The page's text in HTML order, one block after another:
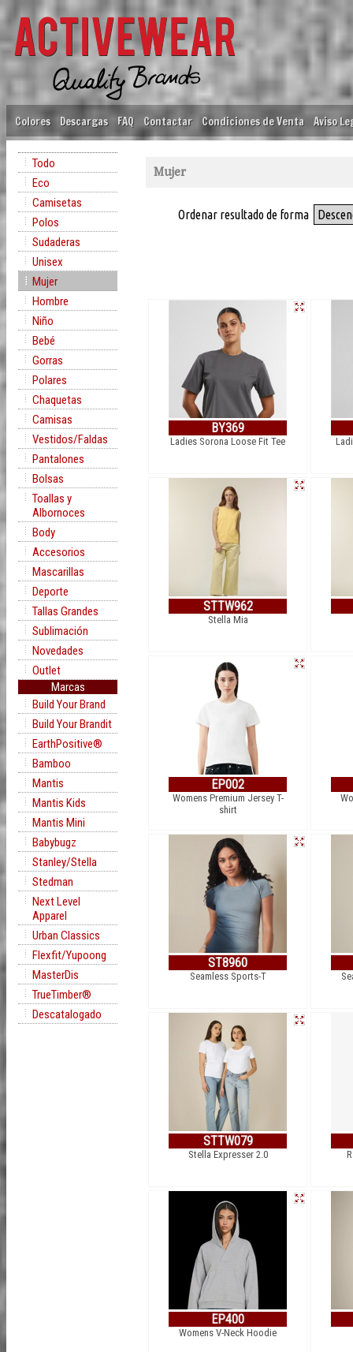
Colores Descargas FAQ Contactar Condiciones de Venta Aviso
Todo
Eco
Camisetas
Polos
Sudaderas
Unisex
Mujer
Hombre
Niño
Bebé
Gorras
Polares
Chaquetas
Camisas
Vestidos/Faldas
Pantalones
Bolsas
Toallas y
Albornoces
Body
Accesorios
Mascarillas
Deporte
Tallas Grandes
Sublimación
Novedades
Outlet
Marcas
Build Your Brand
Build Your Brandit
EarthPositive®
Bamboo
Mantis
Mantis Kids
Mantis Mini
Babybugz
Stanley/Stella
Stedman
Next Level
Apparel
Urban Classics
Flexfit/Yupoong
MasterDis
TrueTimber®
Descatalogado
Mujer
Ordenar resultado de forma
BY369
Ladies Sorona Loose Fit Tee
STTW962
Stella Mia
EP002
Womens Premium Jersey T-
shirt
ST8960
Seamless Sports-T
STTW079
Stella Expresser 2.0
EP400
Womens V-Neck Hoodie